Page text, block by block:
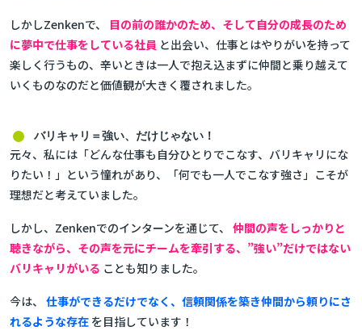
しかしZenkenで、
目の前の誰かのため、そして自分の成長のため
に夢中で仕事をしている社員 と出会い、仕事とはやりがいを持って
楽しく行うもの、辛いときは一人で抱え込まずに仲間と乗り越えて
いくものなのだと価値観が大きく覆されました。
バリキャリ＝強い、だけじゃない！
元々、私には「どんな仕事も自分ひとりでこなす、バリキャリにな
りたい！」という憧れがあり、「何でも一人でこなす強さ」こそが
理想だと考えていました。
しかし、Zenkenでのインターンを通じて、
仲間の声をしっかりと
聴きながら、その声を元にチームを牽引する、”強い”だけではない
バリキャリがいる ことも知りました。
今は、
仕事ができるだけでなく、信頼関係を築き仲間から頼りにさ
れるような存在 を目指しています！